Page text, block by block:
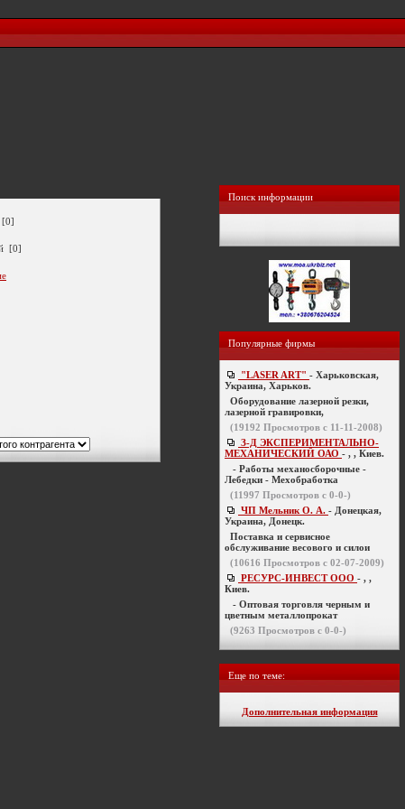
[0]
[0]
Поиск информации
Популярные фирмы
"LASER ART" - Харьковская,
Украина, Харьков.
Оборудование лазерной резки,
лазерной гравировки,
(19192 Просмотров с 11-11-2008)
З-Д ЭКСПЕРИМЕНТАЛЬНО-
МЕХАНИЧЕСКИЙ ОАО - , , Киев.
- Работы механосборочные -
Лебедки - Мехобработка
(11997 Просмотров с 0-0-)
ЧП Мельник О. А. - Донецкая,
Украина, Донецк.
Поставка и сервисное
обслуживание весового и силои
(10616 Просмотров с 02-07-2009)
РЕСУРС-ИНВЕСТ ООО - , ,
Киев.
- Оптовая торговля черным и
цветным металлопрокат
(9263 Просмотров с 0-0-)
Еще по теме:
Дополнительная информация